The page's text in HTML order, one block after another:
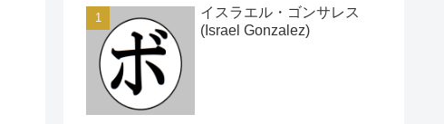
イスラエル・ゴンサレス
(Israel Gonzalez)